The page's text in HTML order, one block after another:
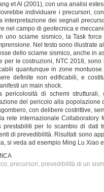
et Al (2001), con una analisi
individuare i precursori,
interpretazione dei segnali
nel campo di geotecnica e
uno sciame sismico, la Task
Nel testo sono illustrate
dello sciame sismico, anche in
per le costruzioni, NTC 2018,
quantunque in zone
definite non edificabili, e
un main shock.
pericolosità di schemi
del pericolo alla popolazione
con delibere costrittive,
rete internazionale Collaboratory
prestabiliti per lo scambio di dati
di prevedibilità. Risultati sono
si veda ad esempio Ming Lu Xiao
precursori, prevedibilità di un